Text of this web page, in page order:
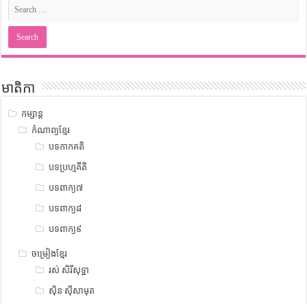
មាតិកា
កម្សាន្ត
កំណាព្យខ្មែរ
បទកាកគតិ
បទប្រហ្មគីតិ
បទពាក្យ៧
បទពាក្យ៨
បទពាក្យ៩
ចម្រៀងខ្មែរ
រស់ សិរីសុទ្ឋា
ស៊ិន ស៊ីសាមុត